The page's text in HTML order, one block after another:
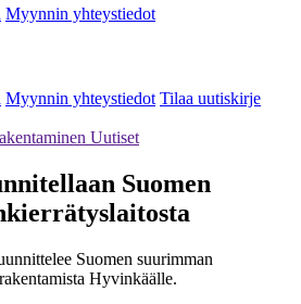
Myynnin yhteystiedot
Myynnin yhteystiedot Tilaa uutiskirje
Uutiset
Suomen
Suomen suurimman
Hyvinkäälle.